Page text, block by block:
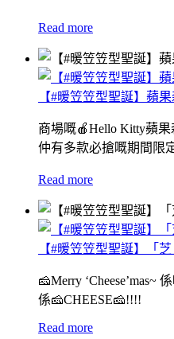
Read more
【#暖笠笠型聖誕】蘋
商場嘅🍎Hello Kitty蘋
仲有多款必搶嘅期間限
Read more
【#暖笠笠型聖誕】「
🧀Merry ‘Cheese’mas~
係🧀CHEESE🧀!!!!
Read more